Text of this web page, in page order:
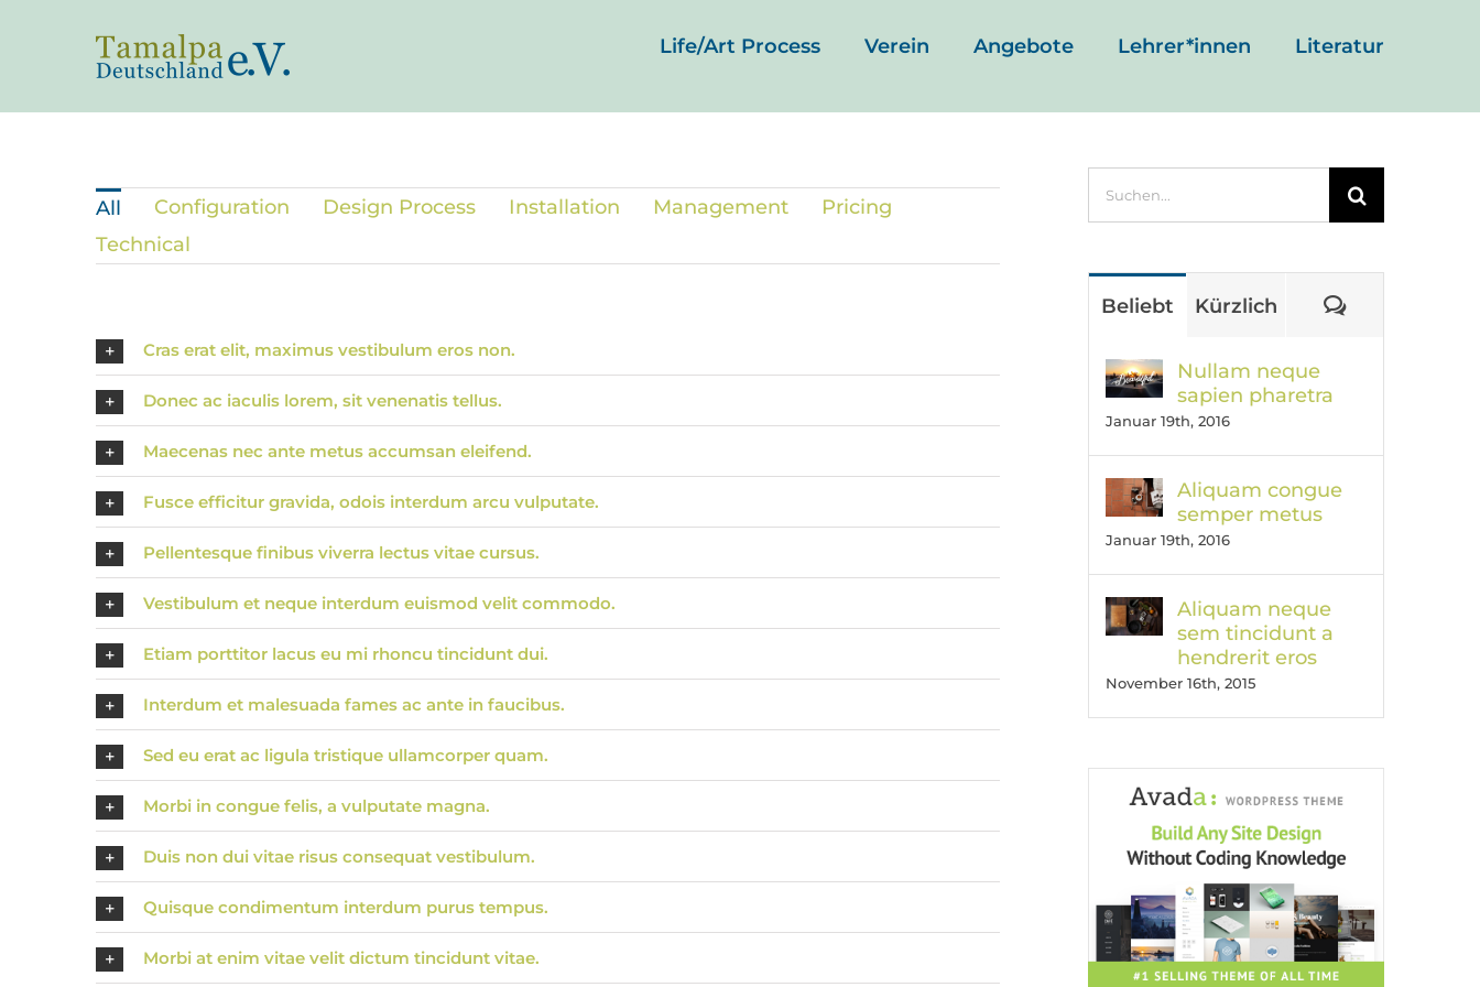
Life/Art Process Verein Angebote Lehrer*innen Literatur
All Configuration Design Process Installation Management
Pricing
Technical
Cras erat elit, maximus vestibulum eros non.
Donec ac iaculis lorem, sit venenatis tellus.
Maecenas nec ante metus accumsan eleifend.
Fusce efficitur gravida, odois interdum arcu vulputate.
Pellentesque finibus viverra lectus vitae cursus.
Vestibulum et neque interdum euismod velit commodo.
Etiam porttitor lacus eu mi rhoncu tincidunt dui.
Interdum et malesuada fames ac ante in faucibus.
Sed eu erat ac ligula tristique ullamcorper quam.
Morbi in congue felis, a vulputate magna.
Duis non dui vitae risus consequat vestibulum.
Quisque condimentum interdum purus tempus.
Morbi at enim vitae velit dictum tincidunt vitae.
nach:
Beliebt Kürzlich Kommentare
Nullam neque
sapien pharetra
Januar 19th, 2016
Aliquam congue
semper metus
Januar 19th, 2016
Aliquam neque
sem tincidunt a
hendrerit eros
November 16th, 2015